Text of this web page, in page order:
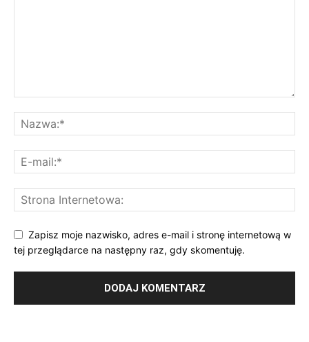
Zapisz moje nazwisko, adres e-mail i stronę internetową w
tej przeglądarce na następny raz, gdy skomentuję.